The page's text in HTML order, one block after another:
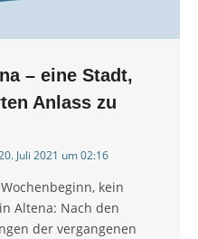
– eine Stadt,
Anlass zu
Juli 2021 um 02:16
kein
Altena: Nach den
der vergangenen